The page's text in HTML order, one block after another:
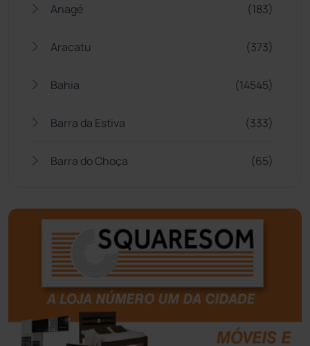
Anagé (183)
Aracatu (373)
Bahia (14545)
Barra da Estiva (333)
Barra do Choça (65)
Bom Jesus da Lapa (507)
Boquira (152)
Botuporã